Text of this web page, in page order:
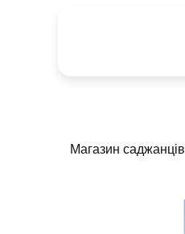
Магазин саджанців